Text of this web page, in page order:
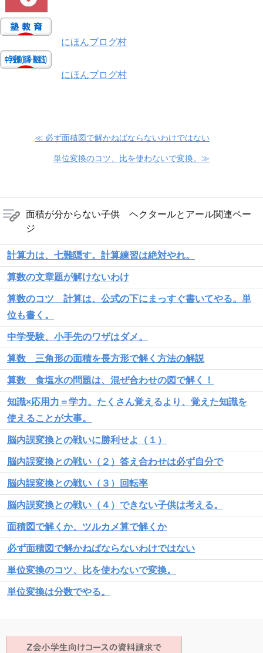
にほんブログ村
にほんブログ村
≪ 必ず面積図で解かねばならないわけではない
単位変換のコツ、比を使わないで変換。≫
面積が分からない子供 ヘクタールとアール関連ペー
ジ
計算力は、七難隠す。計算練習は絶対やれ。
算数の文章題が解けないわけ
算数のコツ 計算は、公式の下にまっすぐ書いてやる。単
位も書く。
中学受験、小手先のワザはダメ。
算数 三角形の面積を長方形で解く方法の解説
算数 食塩水の問題は、混ぜ合わせの図で解く！
知識×応用力＝学力。たくさん覚えるより、覚えた知識を
使えることが大事。
脳内誤変換との戦いに勝利せよ（１）
脳内誤変換との戦い（２）答え合わせは必ず自分で
脳内誤変換との戦い（３）回転率
脳内誤変換との戦い（４）できない子供は考える。
面積図で解くか、ツルカメ算で解くか
必ず面積図で解かねばならないわけではない
単位変換のコツ、比を使わないで変換。
単位変換は分数でやる。